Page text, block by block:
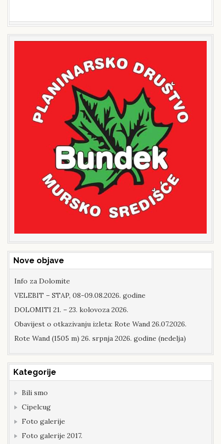
Nove objave
Info za Dolomite
VELEBIT – STAP, 08-09.08.2026. godine
DOLOMITI 21. – 23. kolovoza 2026.
Obavijest o otkazivanju izleta: Rote Wand 26.07.2026.
Rote Wand (1505 m) 26. srpnja 2026. godine (nedelja)
Kategorije
Bili smo
Cipelcug
Foto galerije
Foto galerije 2017.